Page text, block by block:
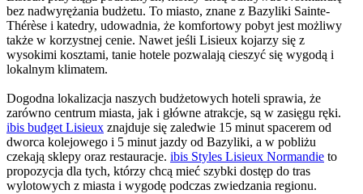
bez nadwyrężania budżetu. To miasto, znane z Bazyliki Sainte-
Thérèse i katedry, udowadnia, że komfortowy pobyt jest możliwy
także w korzystnej cenie. Nawet jeśli Lisieux kojarzy się z
wysokimi kosztami, tanie hotele pozwalają cieszyć się wygodą i
lokalnym klimatem.
Dogodna lokalizacja naszych budżetowych hoteli sprawia, że
zarówno centrum miasta, jak i główne atrakcje, są w zasięgu ręki.
ibis budget Lisieux znajduje się zaledwie 15 minut spacerem od
dworca kolejowego i 5 minut jazdy od Bazyliki, a w pobliżu
czekają sklepy oraz restauracje. ibis Styles Lisieux Normandie to
propozycja dla tych, którzy chcą mieć szybki dostęp do tras
wylotowych z miasta i wygodę podczas zwiedzania regionu.